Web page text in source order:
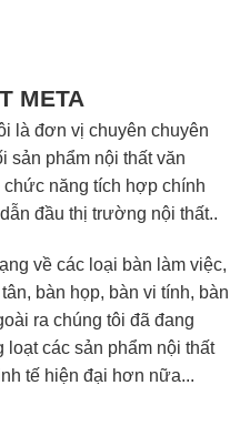
META
là đơn vị chuyên chuyên
sản phẩm nội thất văn
năng tích hợp chính
đầu thị trường nội thất..
về các loại bàn làm việc,
bàn họp, bàn vi tính, bàn
ra chúng tôi đã đang
loạt các sản phẩm nội thất
tế hiện đại hơn nữa...